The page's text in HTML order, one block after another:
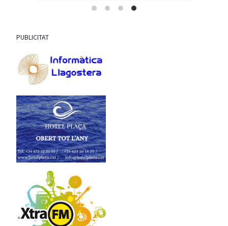
PUBLICITAT